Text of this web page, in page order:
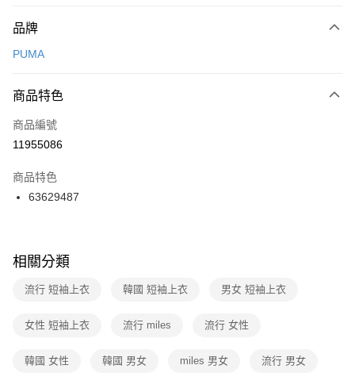
台灣樂天信用卡公司
【關於「AFTEE先享後付」】
便利好安心！
３．安心：先確認商品／服務後，再付款。
【「AFTEE先享後付」結帳流程】
１．於結帳方式選擇「AFTEE先享後付」後，將跳轉至「AFTEE先享後付」
２．訂單成立數日內，您將收到繳費通知簡訊。
３．收到繳費通知簡訊後14天內，點擊此簡訊中的連結，可透過四大超商／
ATM／網路銀行／等多元方式進行付款，方視為交易完成。
※ 交易是否成功請以「AFTEE先享後付 」之結帳頁面顯示為準，若有關於
是否繳費成功／繳費後需取消欲退款等相關疑問，請聯繫「AFTEE先享後付
客戶支援中心」https://netprotections.freshdesk.com/support/home
１．透過由恩沛科技股份有限公司提供之「AFTEE先享後付」服務完成之交
權轉讓予恩沛科技股份有限公司。
運送方式
每筆NT$100，滿NT$1,500(含以上)免運費
宅配
每筆NT$100，滿NT$1,500(含以上)免運費
付款後門市自取
每筆NT$100，滿NT$1,500(含以上)免運費
品牌
PUMA
商品特色
商品編號
11955086
商品特色
63629487
相關分類
流行 短袖上衣 韓國 短袖上衣 男女 短袖上衣
女性 短袖上衣 流行 miles 流行 女性
韓國 女性 韓國 男女 miles 男女 流行 男女